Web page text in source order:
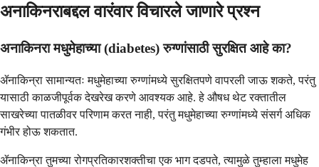
अनाकिनराबद्दल वारंवार विचारले जाणारे प्रश्न
अनाकिनरा मधुमेहाच्या (diabetes) रुग्णांसाठी सुरक्षित आहे का?
ॲनाकिन्रा सामान्यतः मधुमेहाच्या रुग्णांमध्ये सुरक्षितपणे वापरली जाऊ शकते, परंतु
यासाठी काळजीपूर्वक देखरेख करणे आवश्यक आहे. हे औषध थेट रक्तातील
साखरेच्या पातळीवर परिणाम करत नाही, परंतु मधुमेहाच्या रुग्णांमध्ये संसर्ग अधिक
गंभीर होऊ शकतात.
ॲनाकिन्रा तुमच्या रोगप्रतिकारशक्तीचा एक भाग दडपते, त्यामुळे तुम्हाला मधुमेह